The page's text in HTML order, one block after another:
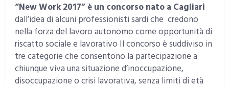
“New Work 2017” è un concorso nato a Cagliari
dall’idea di alcuni professionisti sardi che credono
nella forza del lavoro autonomo come opportunità di
riscatto sociale e lavorativo Il concorso è suddiviso in
tre categorie che consentono la partecipazione a
chiunque viva una situazione d’inoccupazione,
disoccupazione o crisi lavorativa, senza limiti di età